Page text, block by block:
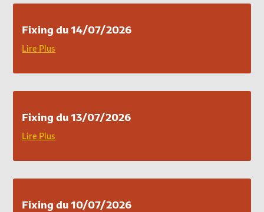
Fixing du 14/07/2026
Lire Plus
Fixing du 13/07/2026
Lire Plus
Fixing du 10/07/2026